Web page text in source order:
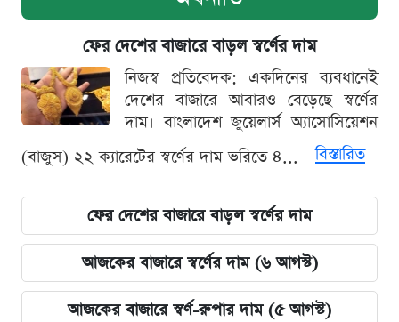
ফের দেশের বাজারে বাড়ল স্বর্ণের দাম
নিজস্ব প্রতিবেদক: একদিনের ব্যবধানেই
দেশের বাজারে আবারও বেড়েছে স্বর্ণের
দাম। বাংলাদেশ জুয়েলার্স অ্যাসোসিয়েশন
(বাজুস) ২২ ক্যারেটের স্বর্ণের দাম ভরিতে ৪...
বিস্তারিত
ফের দেশের বাজারে বাড়ল স্বর্ণের দাম
আজকের বাজারে স্বর্ণের দাম (৬ আগস্ট)
আজকের বাজারে স্বর্ণ-রুপার দাম (৫ আগস্ট)